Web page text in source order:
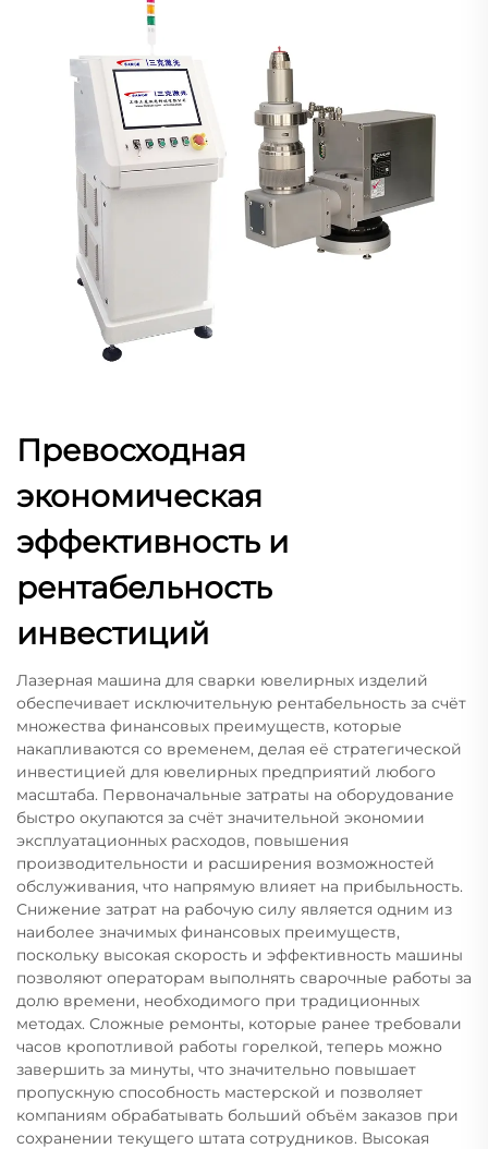
Превосходная
экономическая
эффективность и
рентабельность
инвестиций
Лазерная машина для сварки ювелирных изделий
обеспечивает исключительную рентабельность за счёт
множества финансовых преимуществ, которые
накапливаются со временем, делая её стратегической
инвестицией для ювелирных предприятий любого
масштаба. Первоначальные затраты на оборудование
быстро окупаются за счёт значительной экономии
эксплуатационных расходов, повышения
производительности и расширения возможностей
обслуживания, что напрямую влияет на прибыльность.
Снижение затрат на рабочую силу является одним из
наиболее значимых финансовых преимуществ,
поскольку высокая скорость и эффективность машины
позволяют операторам выполнять сварочные работы за
долю времени, необходимого при традиционных
методах. Сложные ремонты, которые ранее требовали
часов кропотливой работы горелкой, теперь можно
завершить за минуты, что значительно повышает
пропускную способность мастерской и позволяет
компаниям обрабатывать больший объём заказов при
сохранении текущего штата сотрудников. Высокая